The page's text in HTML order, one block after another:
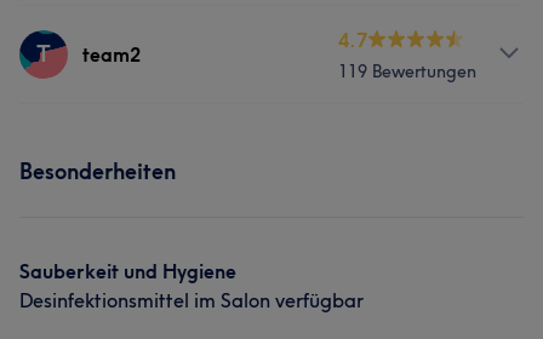
Services
Was unsere Kunden über team1 sagen
Aufmerksam 8
T team2
4.7
119 Bewertungen
Was unsere Kunden über team2 sagen
Besonderheiten
Sauberkeit und Hygiene
Desinfektionsmittel im Salon verfügbar